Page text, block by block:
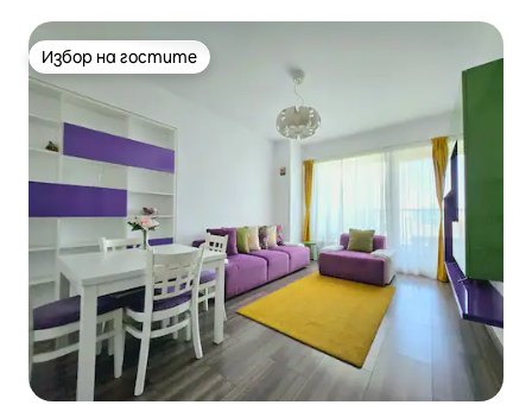
Избор на гостите
Избор на гостите